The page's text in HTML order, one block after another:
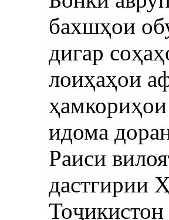
бахшҳои
дигар
лоиҳаҳои
идома
Раиси
дастгирии